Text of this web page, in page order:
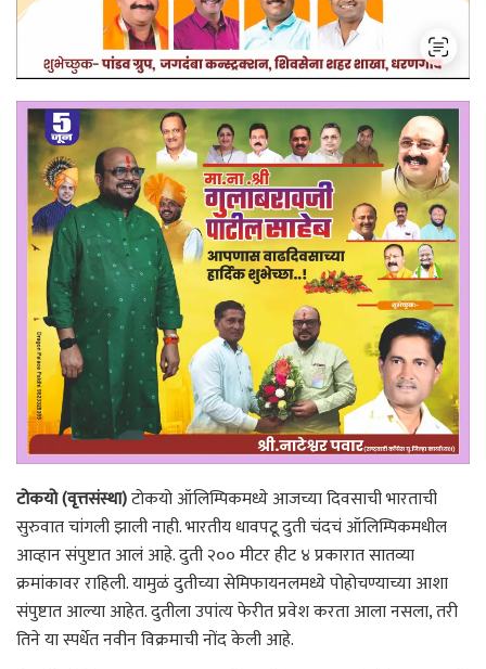
टोकयो (वृत्तसंस्था)टोकयो ऑलिम्पिकमध्ये आजच्या दिवसाची भारताची
सुरुवात चांगली झाली नाही. भारतीय धावपटू दुती चंदचं ऑलिम्पिकमधील
आव्हान संपुष्टात आलं आहे. दुती २०० मीटर हीट ४ प्रकारात सातव्या
क्रमांकावर राहिली. यामुळं दुतीच्या सेमिफायनलमध्ये पोहोचण्याच्या आशा
संपुष्टात आल्या आहेत. दुतीला उपांत्य फेरीत प्रवेश करता आला नसला, तरी
तिने या स्पर्धेत नवीन विक्रमाची नोंद केली आहे.